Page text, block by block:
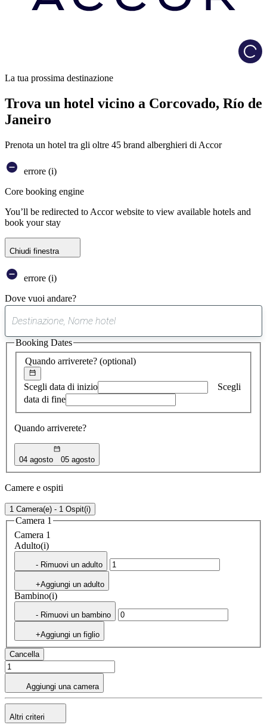
La tua prossima destinazione
Trova un hotel vicino a Corcovado, Río de
Janeiro
Prenota un hotel tra gli oltre 45 brand alberghieri di Accor
errore (i)
Core booking engine
You’ll be redirected to Accor website to view available hotels and
book your stay
Chiudi finestra
errore (i)
Dove vuoi andare?
suggerimento
trovato
Quando arriverete? (optional)
Scegli data di inizio
Scegli
data di fine
Quando arriverete?
04 agosto 05 agosto
Booking Dates
Camere e ospiti
1 Camera(e) - 1 Ospit(i)
Camera 1
Camera 1
Adulto(i)
- Rimuovi un adulto
+Aggiungi un adulto
Bambino(i)
- Rimuovi un bambino
+Aggiungi un figlio
Cancella
Aggiungi una camera
Altri criteri